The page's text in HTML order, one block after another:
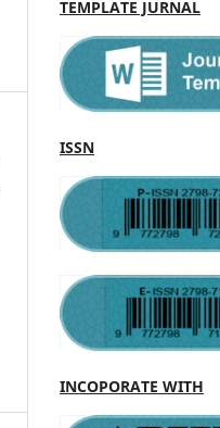
TEMPLATE JURNAL
ISSN
INCOPORATE WITH